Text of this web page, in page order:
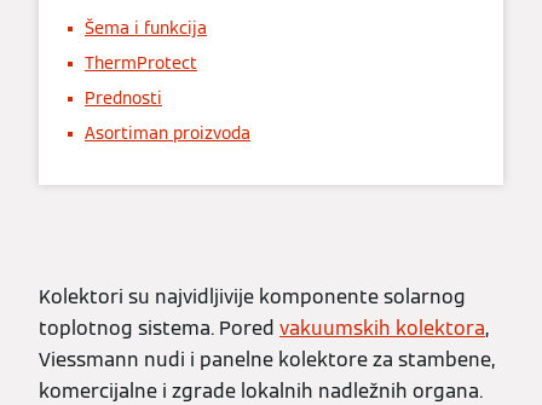
Šema i funkcija
ThermProtect
Prednosti
Asortiman proizvoda
Kolektori su najvidljivije komponente solarnog
toplotnog sistema. Pored vakuumskih kolektora,
Viessmann nudi i panelne kolektore za stambene,
komercijalne i zgrade lokalnih nadležnih organa.